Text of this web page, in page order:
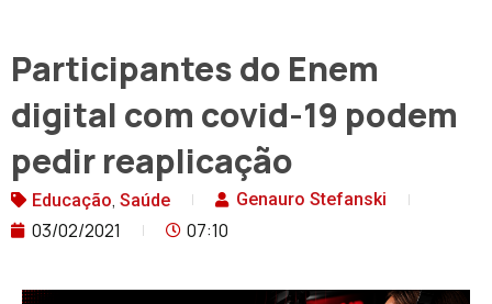
Participantes do Enem
digital com covid-19 podem
pedir reaplicação
Educação, Saúde Genauro Stefanski
03/02/2021 07:10